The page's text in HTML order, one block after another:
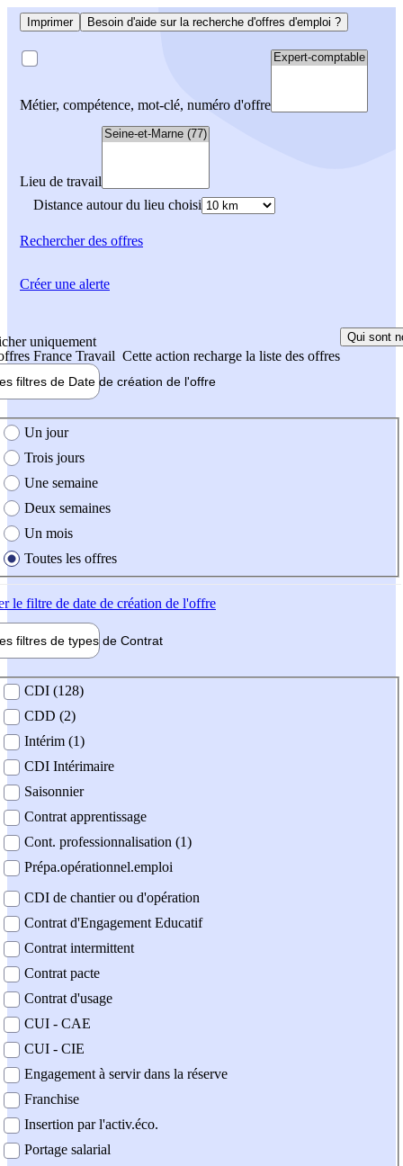
Imprimer Besoin d'aide sur la recherche d'offres d'emploi ?
Métier, compétence, mot-clé, numéro d'offre
Lieu de travail
Distance autour du lieu choisi
Rechercherdes offres
uniquement
France Travail Cette action recharge la liste des offres
Qui sont
filtres de Date de création de l'offre
création de l'offre
Un jour
Trois jours
Une semaine
Deux semaines
Un mois
Toutes les offres
le filtre de date de création de l'offre
filtres de types de Contrat
contrat
CDI (128)
CDD (2)
Intérim (1)
CDI Intérimaire
Saisonnier
Contrat apprentissage
Cont. professionnalisation (1)
Prépa.opérationnel.emploi
CDI de chantier ou d'opération
Contrat d'Engagement Educatif
Contrat intermittent
Contrat pacte
Contrat d'usage
CUI - CAE
CUI - CIE
Engagement à servir dans la réserve
Franchise
Insertion par l'activ.éco.
Portage salarial
Créer une alerte